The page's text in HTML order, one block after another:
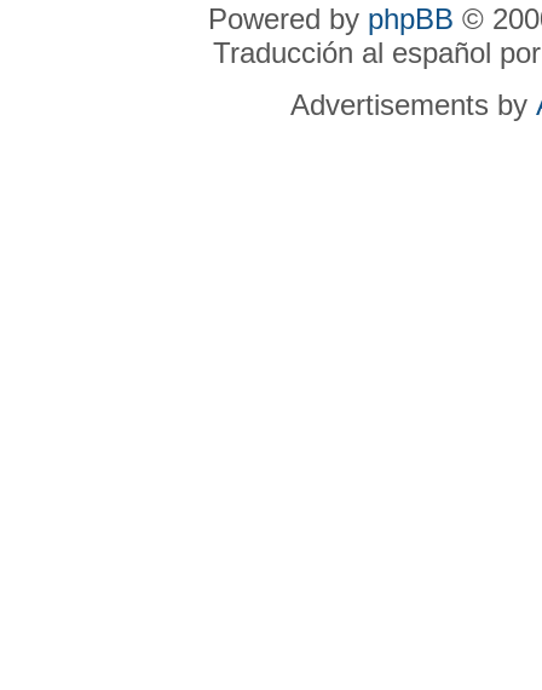
Powered by phpBB ©
Traducción al español
Advertisements by